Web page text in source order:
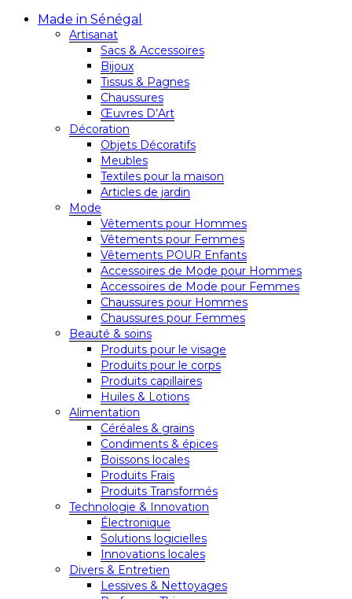
Made in Sénégal
Artisanat
Sacs & Accessoires
Bijoux
Tissus & Pagnes
Chaussures
Œuvres D’Art
Décoration
Objets Décoratifs
Meubles
Textiles pour la maison
Articles de jardin
Mode
Vêtements pour Hommes
Vêtements pour Femmes
Vêtements POUR Enfants
Accessoires de Mode pour Hommes
Accessoires de Mode pour Femmes
Chaussures pour Hommes
Chaussures pour Femmes
Beauté & soins
Produits pour le visage
Produits pour le corps
Produits capillaires
Huiles & Lotions
Alimentation
Céréales & grains
Condiments & épices
Boissons locales
Produits Frais
Produits Transformés
Technologie & Innovation
Électronique
Solutions logicielles
Innovations locales
Divers & Entretien
Lessives & Nettoyages